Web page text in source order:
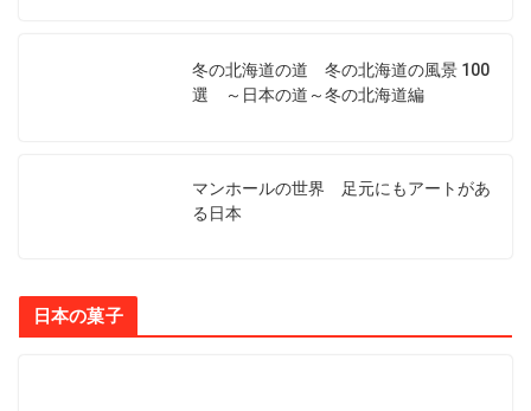
冬の北海道の道 冬の北海道の風景 100
選 ～日本の道～冬の北海道編
マンホールの世界 足元にもアートがあ
る日本
日本の菓子